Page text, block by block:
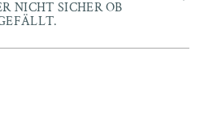
NICHT SICHER OB